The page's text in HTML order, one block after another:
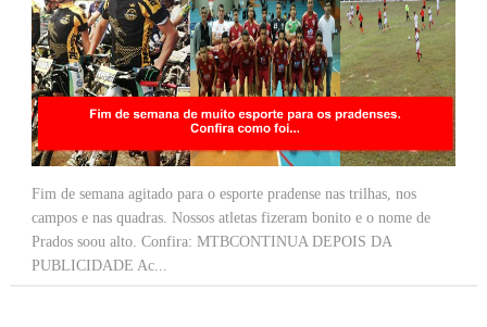
Fim de semana agitado para o esporte pradense nas trilhas, nos
campos e nas quadras. Nossos atletas fizeram bonito e o nome de
Prados soou alto. Confira: MTBCONTINUA DEPOIS DA
PUBLICIDADE Ac...